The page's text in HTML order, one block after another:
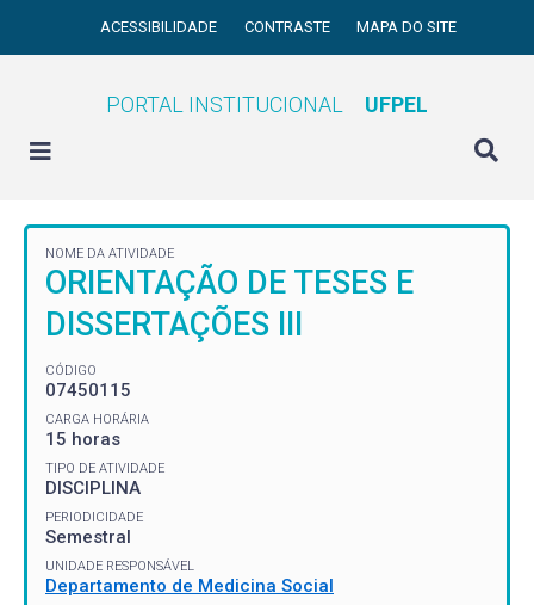
ACESSIBILIDADE CONTRASTE MAPA DO SITE
PORTAL INSTITUCIONAL UFPEL
NOME DA ATIVIDADE
ORIENTAÇÃO DE TESES E
DISSERTAÇÕES III
CÓDIGO
07450115
CARGA HORÁRIA
15 horas
TIPO DE ATIVIDADE
DISCIPLINA
PERIODICIDADE
Semestral
UNIDADE RESPONSÁVEL
Departamento de Medicina Social